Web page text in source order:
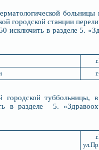
больницы
городской станции
исключить в разделе 5.
городской туббольницы,
в разделе 5.